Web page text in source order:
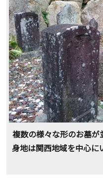
複数の様々な形のお墓が
身地は関西地域を中心に